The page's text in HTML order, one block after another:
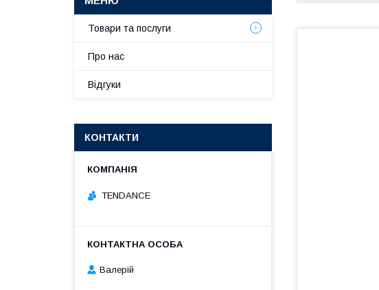
Товари та послуги
Про нас
Відгуки
КОНТАКТИ
TENDANCE
Валерій